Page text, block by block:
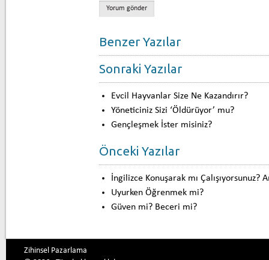
Benzer Yazılar
Sonraki Yazılar
Evcil Hayvanlar Size Ne Kazandırır?
Yöneticiniz Sizi ‘Öldürüyor’ mu?
Gençleşmek İster misiniz?
Önceki Yazılar
İngilizce Konuşarak mı Çalışıyorsunuz?
Uyurken Öğrenmek mi?
Güven mi? Beceri mi?
Zihinsel Pazarlama